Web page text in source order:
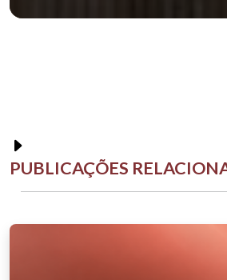
PUBLICAÇÕES